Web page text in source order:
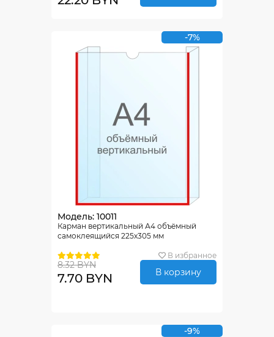
-7%
Модель: 10011
Карман вертикальный А4 объёмный
самоклеящийся 225х305 мм
В избранное
8.32 BYN
7.70 BYN В корзину
-9%